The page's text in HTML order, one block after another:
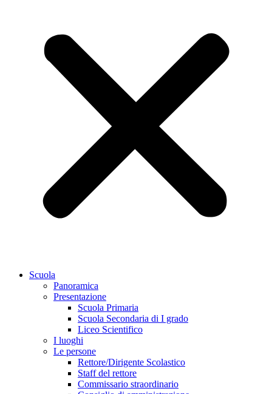
Scuola
Panoramica
Presentazione
Scuola Primaria
Scuola Secondaria di I grado
Liceo Scientifico
I luoghi
Le persone
Rettore/Dirigente Scolastico
Staff del rettore
Commissario straordinario